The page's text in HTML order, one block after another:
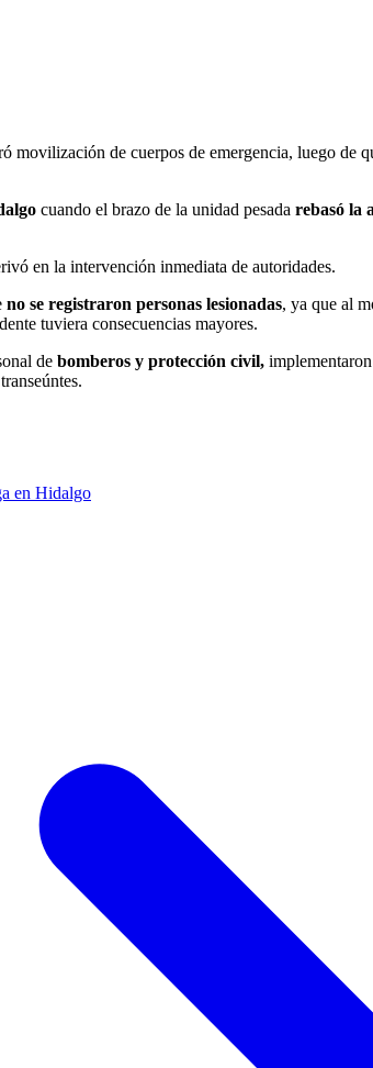
movilización de cuerpos de emergencia, luego de
cuando el brazo de la unidad pesada rebasó la
en la intervención inmediata de autoridades.
no se registraron personas lesionadas, ya que al
tuviera consecuencias mayores.
de bomberos y protección civil,
en Hidalgo